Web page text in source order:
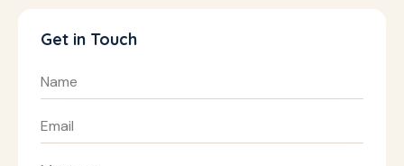
Get in Touch